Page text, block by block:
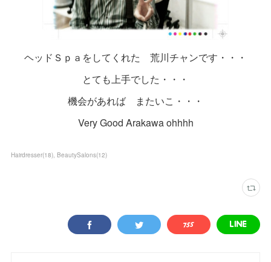
ヘッドＳｐａをしてくれた 荒川チャンです・・・
とても上手でした・・・
機会があれば またいこ・・・
Very Good Arakawa ohhhh
Hairdresser(18) BeautySalons(12)